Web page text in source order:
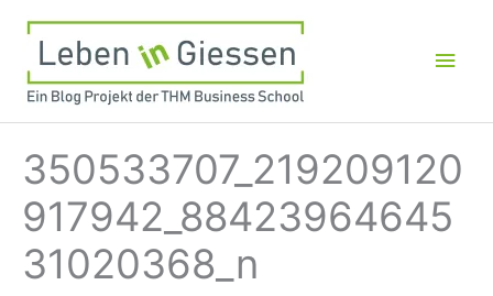
Inhalt
springen
350533707_219209120
917942_88423964645
31020368_n